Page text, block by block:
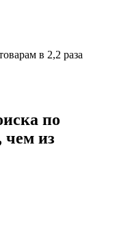
в 2,2 раза
по
чем из